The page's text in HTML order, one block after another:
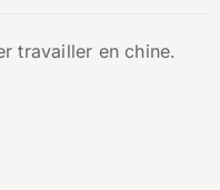
travailler en chine.